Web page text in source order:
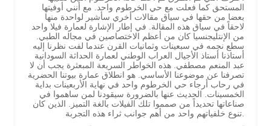
المستحق كما فعلت مع حي الخرطوم واحد. مع أنني أوفيتها
بعضا من حقها في سياق مقالات أخري سأشير لواحدة منها
لاحقاً في سياق هذه المقالة. في إطار الإشارة لعمارة فيلا واحد
من الإنتليجنسيا كان من أعظم الاختصاصين في مجاله الطبي.
سطع نجمه في سبعينات وثمانيات القرن عندما لفت نظرنا إليه
أستاذنا أستاذ الأجيال العراب الوطني لعمارة الحداثة السودانية
عبد المنعم مصطفي. هذه الخواطر السريعة المبعثرة يجب أن لا
تصرفنا عن موضوعنا الأساسي. هو انطلاق عمارة بيوتنا الحضرية
في رحاب أرجاء حي الخرطوم واحد في نهاية الأربعينات بداية
الخمسينات. الحديث عنها بالضرورة سيقودنا لمن ساهموا في
صناعاتها تحديداً من صمموا تلك الفيلات بالغة التميز. الذين كان
تنوع خلفياتهم واحد من أهم جوانب ثراء هذه التجربة.